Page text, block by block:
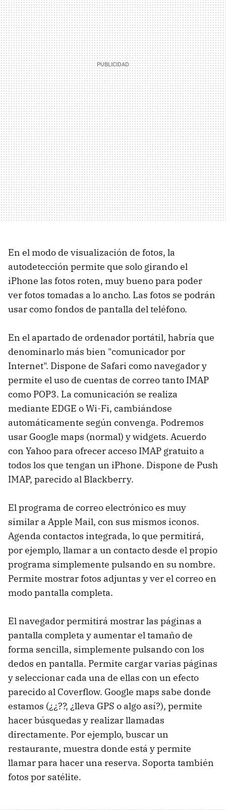
En el modo de visualización de fotos, la
autodetección permite que solo girando el
iPhone las fotos roten, muy bueno para poder
ver fotos tomadas a lo ancho. Las fotos se podrán
usar como fondos de pantalla del teléfono.
En el apartado de ordenador portátil, habría que
denominarlo más bien "comunicador por
Internet". Dispone de Safari como navegador y
permite el uso de cuentas de correo tanto IMAP
como POP3. La comunicación se realiza
mediante EDGE o Wi-Fi, cambiándose
automáticamente según convenga. Podremos
usar Google maps (normal) y widgets. Acuerdo
con Yahoo para ofrecer acceso IMAP gratuito a
todos los que tengan un iPhone. Dispone de Push
IMAP, parecido al Blackberry.
El programa de correo electrónico es muy
similar a Apple Mail, con sus mismos iconos.
Agenda contactos integrada, lo que permitirá,
por ejemplo, llamar a un contacto desde el propio
programa simplemente pulsando en su nombre.
Permite mostrar fotos adjuntas y ver el correo en
modo pantalla completa.
El navegador permitirá mostrar las páginas a
pantalla completa y aumentar el tamaño de
forma sencilla, simplemente pulsando con los
dedos en pantalla. Permite cargar varias páginas
y seleccionar cada una de ellas con un efecto
parecido al Coverflow. Google maps sabe donde
estamos (¿¿??, ¿lleva GPS o algo así?), permite
hacer búsquedas y realizar llamadas
directamente. Por ejemplo, buscar un
restaurante, muestra donde está y permite
llamar para hacer una reserva. Soporta también
fotos por satélite.